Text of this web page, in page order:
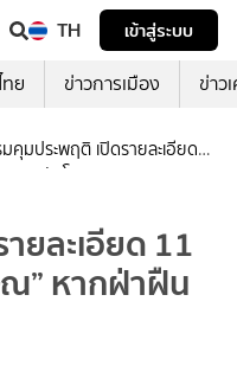
TH
เข้าสู่ระบบ
ทย ข่าวการเมือง ข่าว
คุมประพฤติ เปิดรายละเอียด
อนพักโทษ
ยละเอียด 11
” หากฝ่าฝืน